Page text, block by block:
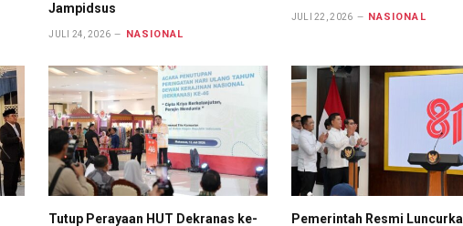
Jampidsus
JULI 24, 2026 NASIONAL
JULI 22, 2026 NASIONAL
Tutup Perayaan HUT Dekranas ke- Pemerintah Resmi